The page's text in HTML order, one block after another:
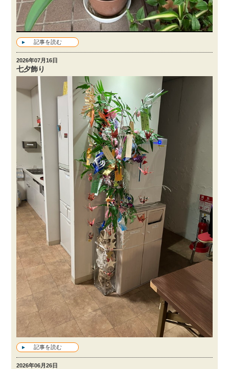
記事を読む
2026年07月16日
七夕飾り
記事を読む
2026年06月26日